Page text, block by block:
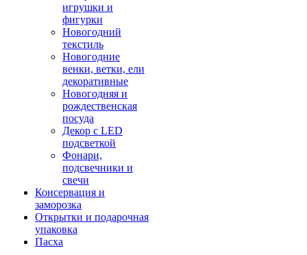
игрушки и
фигурки
Новогодний
текстиль
Новогодние
венки, ветки, ели
декоративные
Новогодняя и
рождественская
посуда
Декор с LED
подсветкой
Фонари,
подсвечники и
свечи
Консервация и
заморозка
Открытки и подарочная
упаковка
Пасха